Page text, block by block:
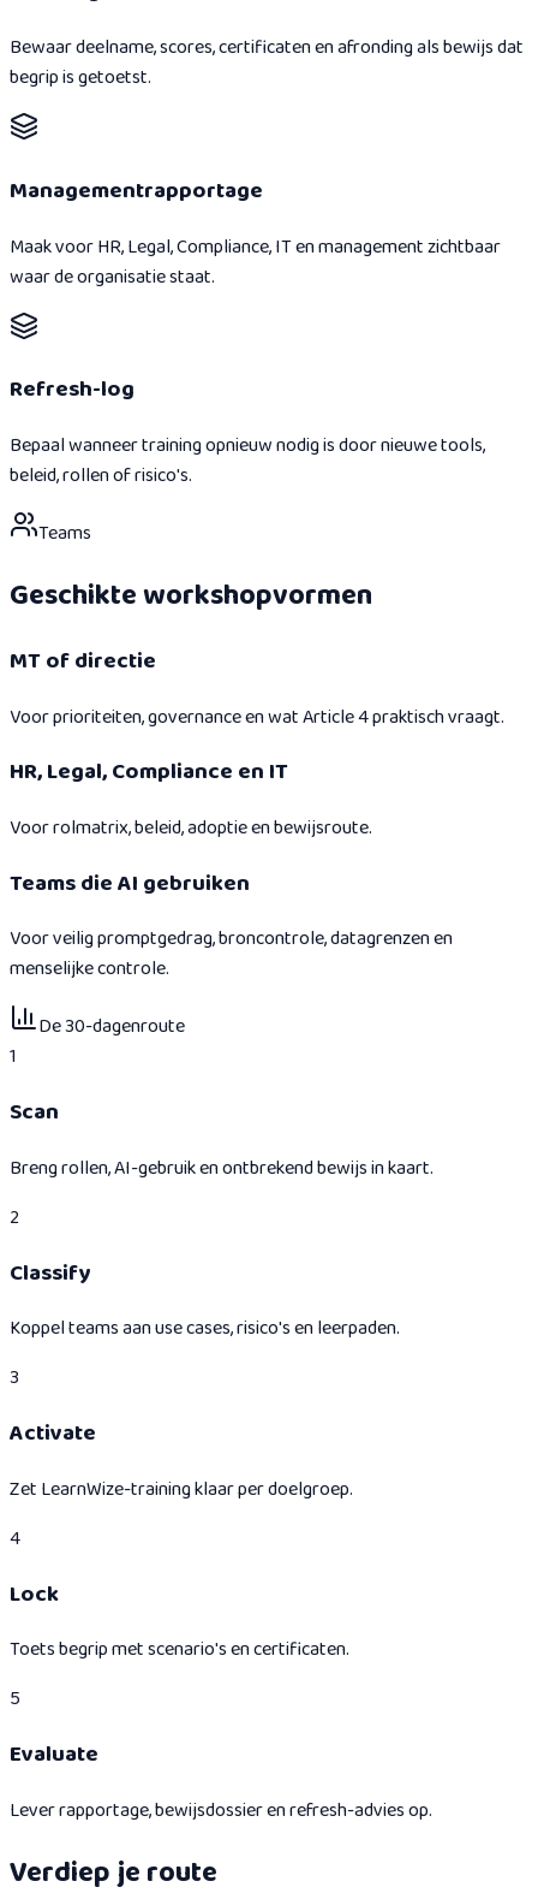
Bewaar deelname, scores, certificaten en afronding als bewijs dat
begrip is getoetst.
Managementrapportage
Maak voor HR, Legal, Compliance, IT en management zichtbaar
waar de organisatie staat.
Refresh-log
Bepaal wanneer training opnieuw nodig is door nieuwe tools,
beleid, rollen of risico's.
Teams
Geschikte workshopvormen
MT of directie
Voor prioriteiten, governance en wat Article 4 praktisch vraagt.
HR, Legal, Compliance en IT
Voor rolmatrix, beleid, adoptie en bewijsroute.
Teams die AI gebruiken
Voor veilig promptgedrag, broncontrole, datagrenzen en
menselijke controle.
De 30-dagenroute
1
Scan
Breng rollen, AI-gebruik en ontbrekend bewijs in kaart.
2
Classify
Koppel teams aan use cases, risico's en leerpaden.
3
Activate
Zet LearnWize-training klaar per doelgroep.
4
Lock
Toets begrip met scenario's en certificaten.
5
Evaluate
Lever rapportage, bewijsdossier en refresh-advies op.
Verdiep je route